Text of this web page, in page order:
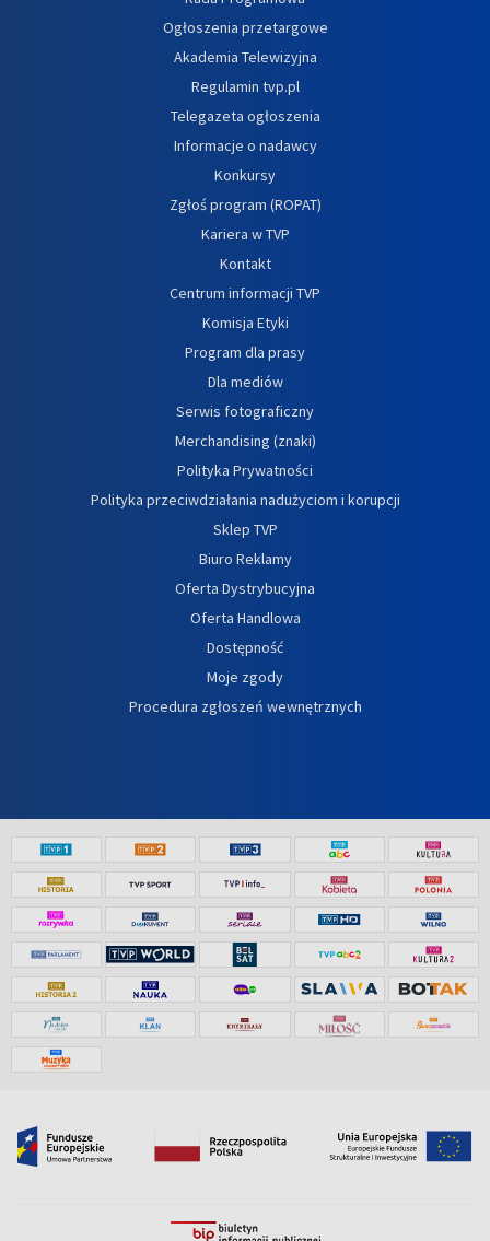
Ogłoszenia przetargowe
Akademia Telewizyjna
Regulamin tvp.pl
Telegazeta ogłoszenia
Informacje o nadawcy
Konkursy
Zgłoś program (ROPAT)
Kariera w TVP
Kontakt
Centrum informacji TVP
Komisja Etyki
Program dla prasy
Dla mediów
Serwis fotograficzny
Merchandising (znaki)
Polityka Prywatności
Polityka przeciwdziałania nadużyciom i korupcji
Sklep TVP
Biuro Reklamy
Oferta Dystrybucyjna
Oferta Handlowa
Dostępność
Moje zgody
Procedura zgłoszeń wewnętrznych